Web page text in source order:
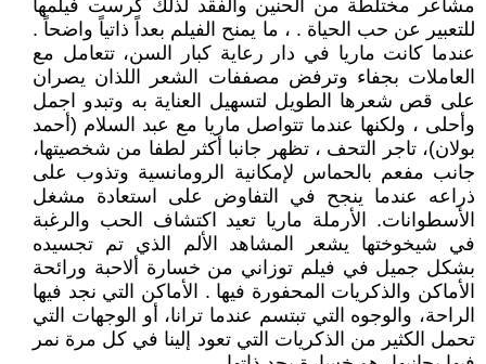
مشاعر مختلطة من الحنين والفقد لذلك كرست فيلمها
للتعبير عن حب الحياة . ، ما يمنح الفيلم بعداً ذاتياً واضحاً .
عندما كانت ماريا في دار رعاية كبار السن، تتعامل مع
العاملات بجفاء وترفض مصففات الشعر اللذان يصران
على قص شعرها الطويل لتسهيل العناية به وتبدو اجمل
وأحلى ، ولكنها عندما تتواصل ماريا مع عبد السلام (أحمد
بولان)، تاجر التحف ، تظهر جانبا أكثر لطفا من شخصيتها،
جانب مفعم بالحماس لإمكانية الرومانسية وتذوب على
ذراعه عندما ينجح في التفاوض على استعادة مشغل
الأسطوانات. الأرملة ماريا تعيد اكتشاف الحب والرغبة
في شيخوختها يشعر المشاهد الألم الذي تم تجسيده
بشكل جميل في فيلم توزاني من خسارة ألاحبة ورائحة
الأماكن والذكريات المحفورة فيها . الأماكن التي نجد فيها
الراحة، والوجوه التي تبتسم عندما ترانا، أو الوجهات التي
تحمل الكثير من الذكريات التي تعود إلينا في كل مرة نمر